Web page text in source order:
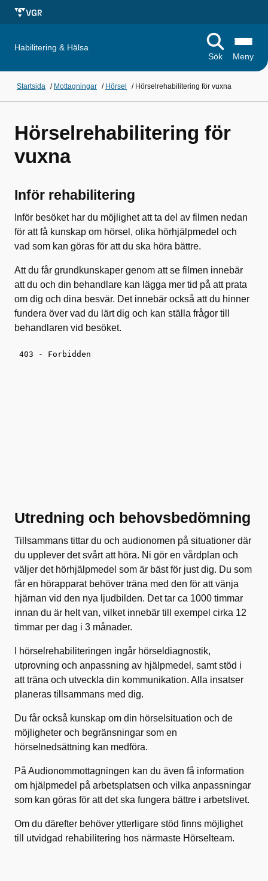
Habilitering & Hälsa
Sök
Meny
Startsida / Mottagningar / Hörsel / Hörselrehabilitering för vuxna
Hörselrehabilitering för
vuxna
Inför rehabilitering
Inför besöket har du möjlighet att ta del av filmen nedan
för att få kunskap om hörsel, olika hörhjälpmedel och
vad som kan göras för att du ska höra bättre.
Att du får grundkunskaper genom att se filmen innebär
att du och din behandlare kan lägga mer tid på att prata
om dig och dina besvär. Det innebär också att du hinner
fundera över vad du lärt dig och kan ställa frågor till
behandlaren vid besöket.
Utredning och behovsbedömning
Tillsammans tittar du och audionomen på situationer där
du upplever det svårt att höra. Ni gör en vårdplan och
väljer det hörhjälpmedel som är bäst för just dig. Du som
får en hörapparat behöver träna med den för att vänja
hjärnan vid den nya ljudbilden. Det tar ca 1000 timmar
innan du är helt van, vilket innebär till exempel cirka 12
timmar per dag i 3 månader.
I hörselrehabiliteringen ingår hörseldiagnostik,
utprovning och anpassning av hjälpmedel, samt stöd i
att träna och utveckla din kommunikation. Alla insatser
planeras tillsammans med dig.
Du får också kunskap om din hörselsituation och de
möjligheter och begränsningar som en
hörselnedsättning kan medföra.
På Audionommottagningen kan du även få information
om hjälpmedel på arbetsplatsen och vilka anpassningar
som kan göras för att det ska fungera bättre i arbetslivet.
Om du därefter behöver ytterligare stöd finns möjlighet
till utvidgad rehabilitering hos närmaste Hörselteam.